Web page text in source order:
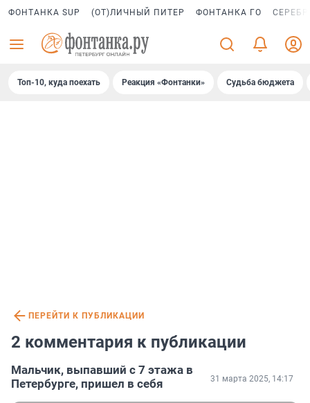
ФОНТАНКА SUP (ОТ)ЛИЧНЫЙ ПИТЕР ФОНТАНКА ГО
Топ-10, куда поехать Реакция «Фонтанки» Судьба бюджета
ПЕРЕЙТИ К ПУБЛИКАЦИИ
2 комментария к публикации
Мальчик, выпавший с 7 этажа в
Петербурге, пришел в себя
31 марта 2025, 14:17